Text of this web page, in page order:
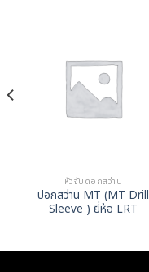
หัวจับดอกสว่าน
ปอกสว่าน MT (MT Drill
Sleeve ) ยี่ห้อ LRT